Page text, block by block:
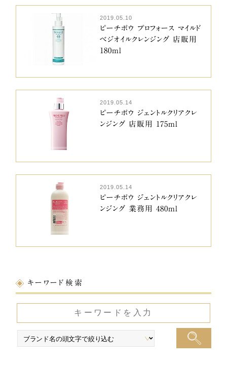
2019.05.10
ピーチポウ プロフォース マイルド
ベジオイルクレンジング 店販用
180ml
2019.05.14
ピーチポウ ジェントルクリアクレ
ンジング 店販用 175ml
2019.05.14
ピーチポウ ジェントルクリアクレ
ンジング 業務用 480ml
キーワード検索